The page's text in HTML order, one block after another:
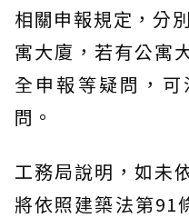
相關申報規定，分
寓大廈，若有公寓
全申報等疑問，
問。
工務局說明，如未
將依照建築法第91